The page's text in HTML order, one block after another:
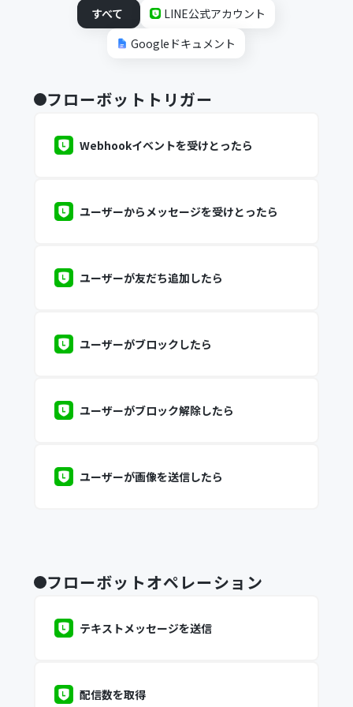
すべて
LINE公式アカウント
Googleドキュメント
フローボットトリガー
Webhookイベントを受けとったら
ユーザーからメッセージを受けとったら
ユーザーが友だち追加したら
ユーザーがブロックしたら
ユーザーがブロック解除したら
ユーザーが画像を送信したら
フローボットオペレーション
テキストメッセージを送信
配信数を取得